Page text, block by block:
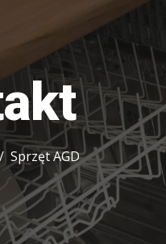
Sprzęt AGD